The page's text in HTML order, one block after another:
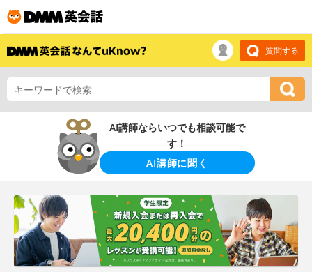
質問する
AI講師ならいつでも相談可能で
す！
AI講師に聞く